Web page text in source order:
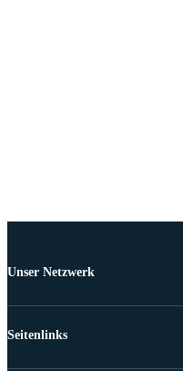
Unser Netzwerk
Seitenlinks